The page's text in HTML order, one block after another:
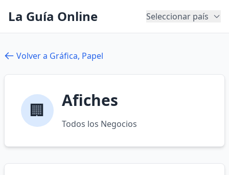
La Guía Online Seleccionar país
Volver a Gráfica, Papel
🏢 Afiches
Todos los Negocios